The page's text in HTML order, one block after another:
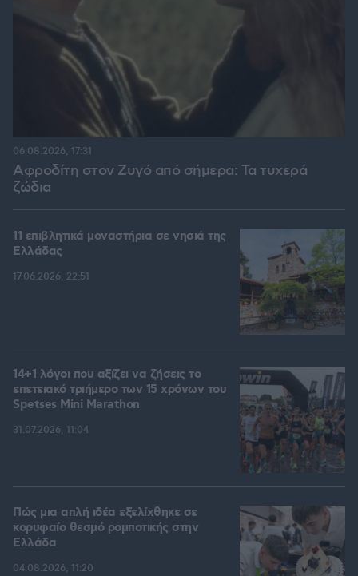
Αφροδίτη στον Ζυγό από σήμερα: Τα τυχερά
ζώδια
06.08.2026, 17:31
11 επιβλητικά μοναστήρια σε νησιά της
Ελλάδας
17.06.2026, 22:51
14+1 λόγοι που αξίζει να ζήσεις το
επετειακό τριήμερο των 15 χρόνων του
Spetses Mini Marathon
31.07.2026, 11:04
Πώς μια απλή ιδέα εξελίχθηκε σε
κορυφαίο θεσμό ρομποτικής στην
Ελλάδα
04.08.2026, 11:20